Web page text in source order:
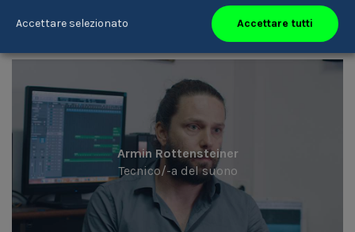
Armin Rottensteiner
Tecnico/-a del suono
Accettare selezionato Accettare tutti